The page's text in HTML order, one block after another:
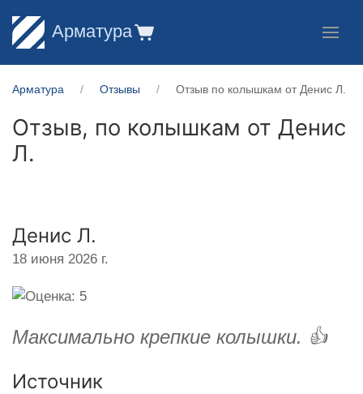
Арматура
Арматура Отзывы Отзыв по колышкам от Денис Л.
Отзыв, по колышкам от Денис
Л.
Денис Л.
18 июня 2026 г.
Максимально крепкие колышки. 👍
Источник